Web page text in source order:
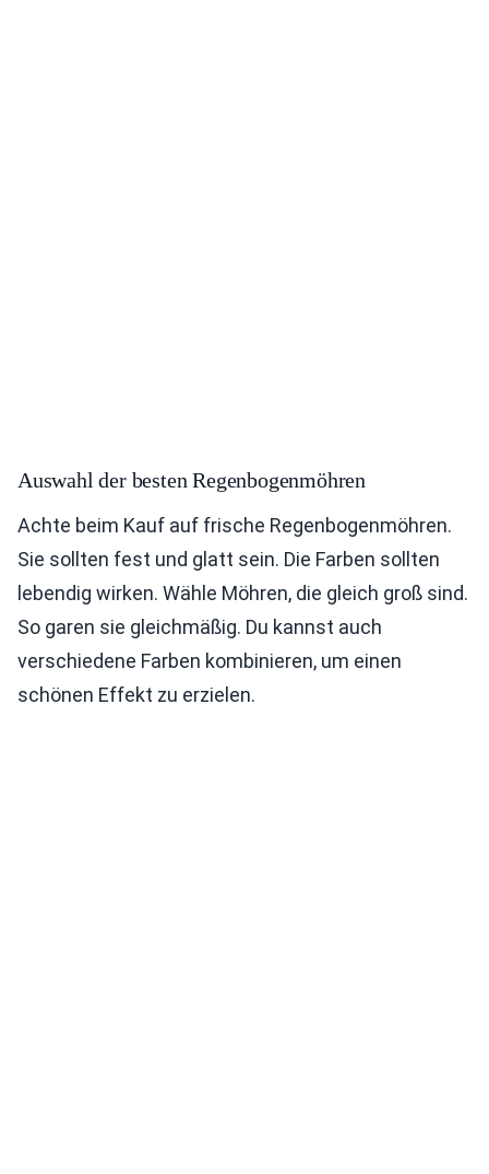
Auswahl der besten Regenbogenmöhren
Achte beim Kauf auf frische Regenbogenmöhren.
Sie sollten fest und glatt sein. Die Farben sollten
lebendig wirken. Wähle Möhren, die gleich groß sind.
So garen sie gleichmäßig. Du kannst auch
verschiedene Farben kombinieren, um einen
schönen Effekt zu erzielen.